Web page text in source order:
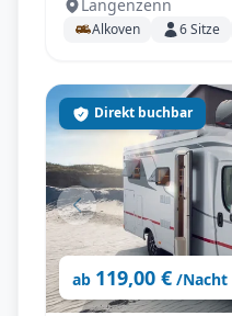
Langenzenn
Alkoven 6Sitze
ab 119,00 € /Nacht
Direkt buchbar